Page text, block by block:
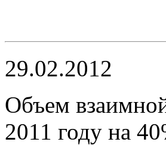
29.02.2012
Объем
2011 году на